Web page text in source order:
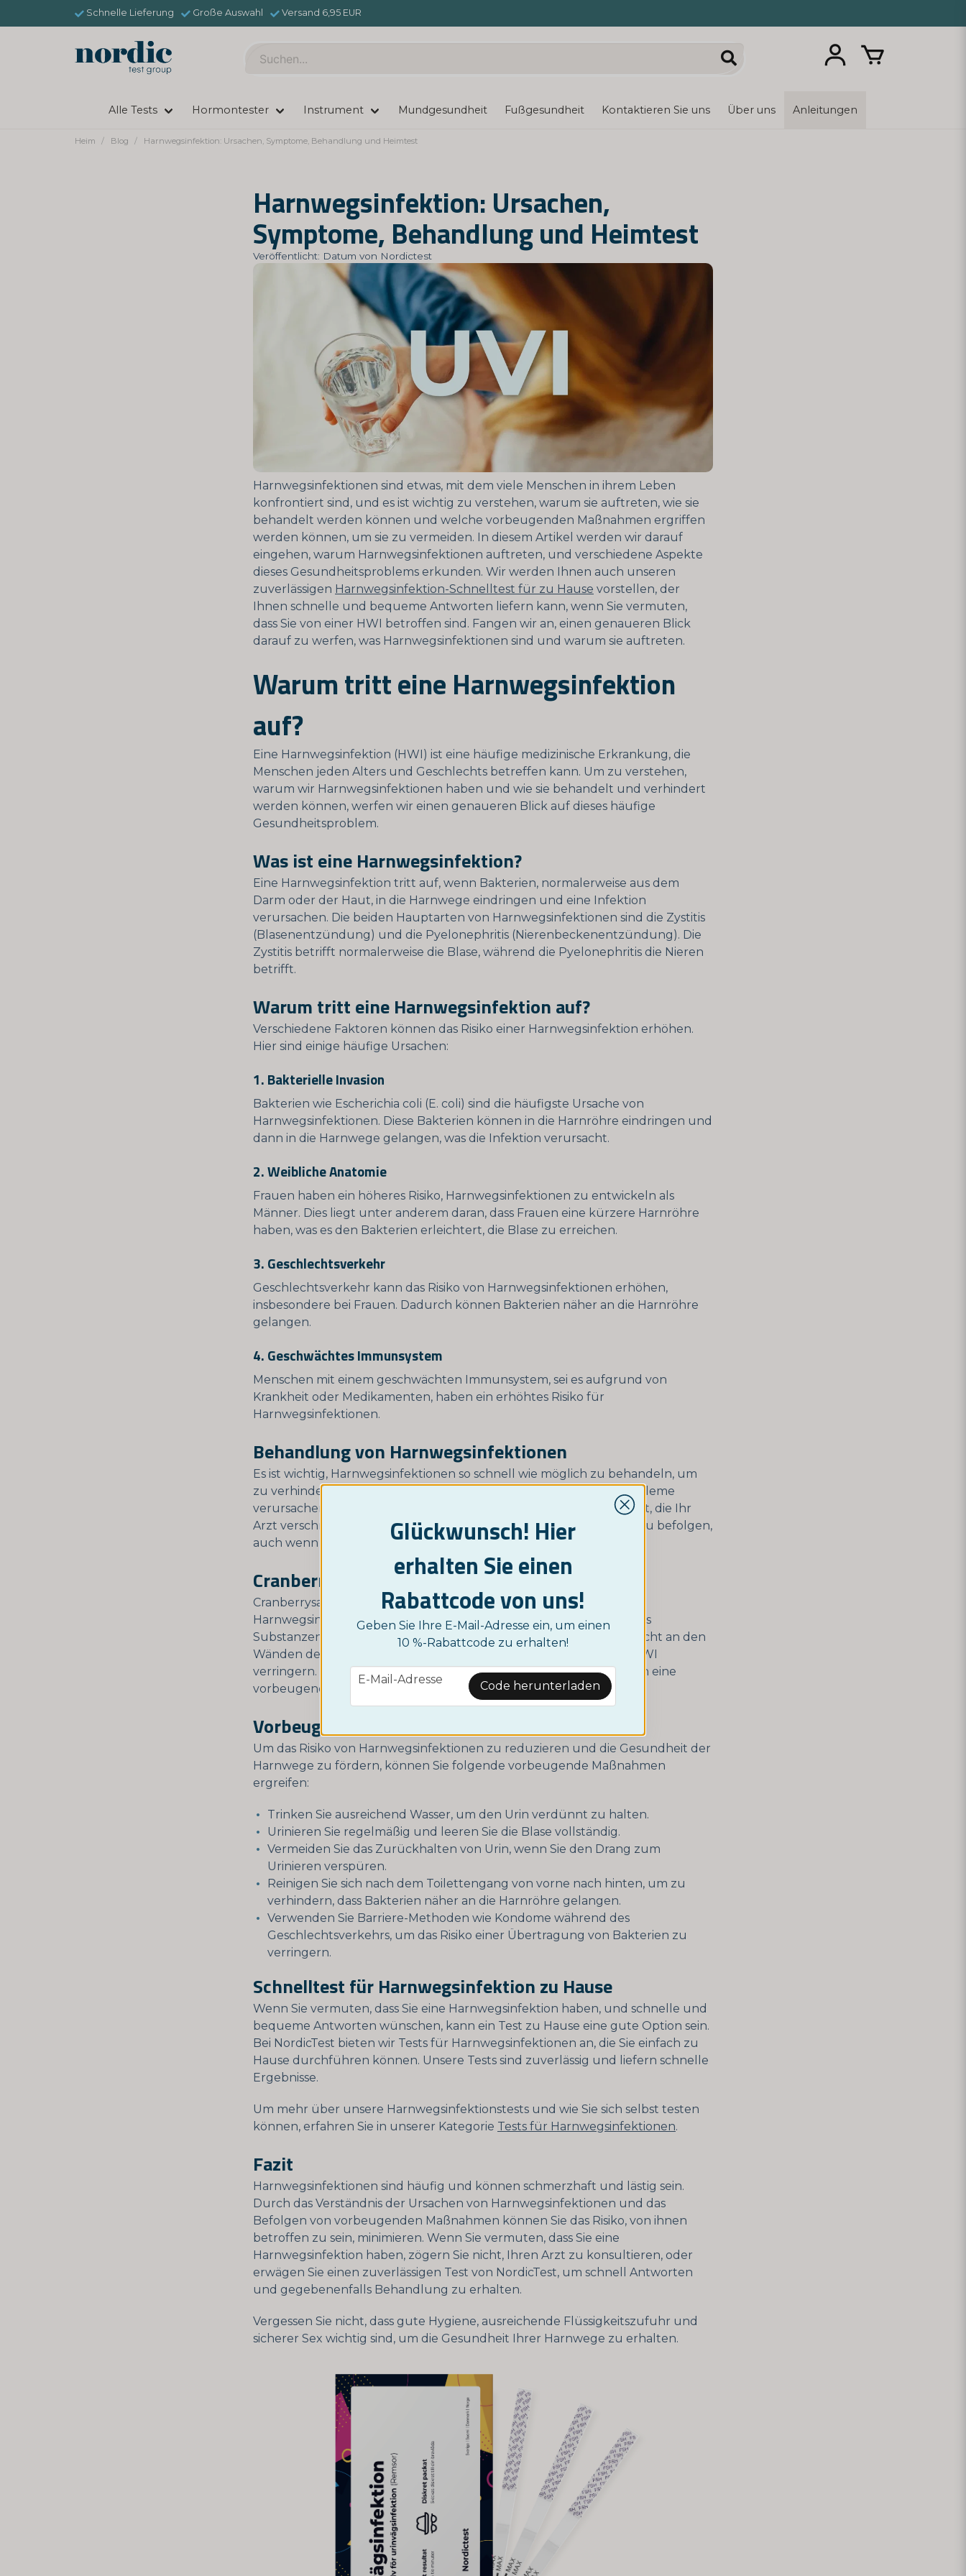
Schnelle Lieferung Große Auswahl Versand 6,95 EUR
Alle Tests Hormontester Instrument Mundgesundheit Fußgesundheit Kontaktieren Sie uns Über uns Anleitungen
Heim Blog Harnwegsinfektion: Ursachen, Symptome, Behandlung und Heimtest
Harnwegsinfektion: Ursachen,
Symptome, Behandlung und Heimtest
Veröffentlicht: Datum von Nordictest
Harnwegsinfektionen sind etwas, mit dem viele Menschen in ihrem Leben
konfrontiert sind, und es ist wichtig zu verstehen, warum sie auftreten, wie sie
behandelt werden können und welche vorbeugenden Maßnahmen ergriffen
werden können, um sie zu vermeiden. In diesem Artikel werden wir darauf
eingehen, warum Harnwegsinfektionen auftreten, und verschiedene Aspekte
dieses Gesundheitsproblems erkunden. Wir werden Ihnen auch unseren
zuverlässigen Harnwegsinfektion-Schnelltest für zu Hause vorstellen, der
Ihnen schnelle und bequeme Antworten liefern kann, wenn Sie vermuten,
dass Sie von einer HWI betroffen sind. Fangen wir an, einen genaueren Blick
darauf zu werfen, was Harnwegsinfektionen sind und warum sie auftreten.
Warum tritt eine Harnwegsinfektion
auf?
Eine Harnwegsinfektion (HWI) ist eine häufige medizinische Erkrankung, die
Menschen jeden Alters und Geschlechts betreffen kann. Um zu verstehen,
warum wir Harnwegsinfektionen haben und wie sie behandelt und verhindert
werden können, werfen wir einen genaueren Blick auf dieses häufige
Gesundheitsproblem.
Was ist eine Harnwegsinfektion?
Eine Harnwegsinfektion tritt auf, wenn Bakterien, normalerweise aus dem
Darm oder der Haut, in die Harnwege eindringen und eine Infektion
verursachen. Die beiden Hauptarten von Harnwegsinfektionen sind die Zystitis
(Blasenentzündung) und die Pyelonephritis (Nierenbeckenentzündung). Die
Zystitis betrifft normalerweise die Blase, während die Pyelonephritis die Nieren
betrifft.
Warum tritt eine Harnwegsinfektion auf?
Verschiedene Faktoren können das Risiko einer Harnwegsinfektion erhöhen.
Hier sind einige häufige Ursachen:
1. Bakterielle Invasion
Bakterien wie Escherichia coli (E. coli) sind die häufigste Ursache von
Harnwegsinfektionen. Diese Bakterien können in die Harnröhre eindringen und
dann in die Harnwege gelangen, was die Infektion verursacht.
2. Weibliche Anatomie
Frauen haben ein höheres Risiko, Harnwegsinfektionen zu entwickeln als
Männer. Dies liegt unter anderem daran, dass Frauen eine kürzere Harnröhre
haben, was es den Bakterien erleichtert, die Blase zu erreichen.
3. Geschlechtsverkehr
Geschlechtsverkehr kann das Risiko von Harnwegsinfektionen erhöhen,
insbesondere bei Frauen. Dadurch können Bakterien näher an die Harnröhre
gelangen.
4. Geschwächtes Immunsystem
Menschen mit einem geschwächten Immunsystem, sei es aufgrund von
Krankheit oder Medikamenten, haben ein erhöhtes Risiko für
Harnwegsinfektionen.
Behandlung von Harnwegsinfektionen
Es ist wichtig, Harnwegsinfektionen so schnell wie möglich zu behandeln, um
zu verhindern, dass sie sich ausbreiten und schwerwiegendere Probleme
verursachen. Normalerweise werden HWIs mit Antibiotika behandelt, die Ihr
Arzt verschreibt. Es ist wichtig, den gesamten Behandlungsverlauf zu befolgen,
auch wenn die Symptome früher verschwinden.
Cranberrysaft und Harnwegsinfektion
Cranberrysaft wird schon lange als natürliches Heilmittel gegen
Harnwegsinfektionen angesehen. Einige Studien haben gezeigt, dass
Substanzen in Cranberrys dazu beitragen können, dass Bakterien nicht an den
Wänden der Harnwege haften bleiben. Dies kann das Risiko einer HWI
verringern. Die Aufnahme von Cranberrysaft in Ihre Ernährung kann eine
vorbeugende Maßnahme sein.
Vorbeugende Maßnahmen
Um das Risiko von Harnwegsinfektionen zu reduzieren und die Gesundheit der
Harnwege zu fördern, können Sie folgende vorbeugende Maßnahmen
ergreifen:
Trinken Sie ausreichend Wasser, um den Urin verdünnt zu halten.
Urinieren Sie regelmäßig und leeren Sie die Blase vollständig.
Vermeiden Sie das Zurückhalten von Urin, wenn Sie den Drang zum
Urinieren verspüren.
Reinigen Sie sich nach dem Toilettengang von vorne nach hinten, um zu
verhindern, dass Bakterien näher an die Harnröhre gelangen.
Verwenden Sie Barriere-Methoden wie Kondome während des
Geschlechtsverkehrs, um das Risiko einer Übertragung von Bakterien zu
verringern.
Schnelltest für Harnwegsinfektion zu Hause
Wenn Sie vermuten, dass Sie eine Harnwegsinfektion haben, und schnelle und
bequeme Antworten wünschen, kann ein Test zu Hause eine gute Option sein.
Bei NordicTest bieten wir Tests für Harnwegsinfektionen an, die Sie einfach zu
Hause durchführen können. Unsere Tests sind zuverlässig und liefern schnelle
Ergebnisse.
Um mehr über unsere Harnwegsinfektionstests und wie Sie sich selbst testen
können, erfahren Sie in unserer Kategorie Tests für Harnwegsinfektionen.
Fazit
Harnwegsinfektionen sind häufig und können schmerzhaft und lästig sein.
Durch das Verständnis der Ursachen von Harnwegsinfektionen und das
Befolgen von vorbeugenden Maßnahmen können Sie das Risiko, von ihnen
betroffen zu sein, minimieren. Wenn Sie vermuten, dass Sie eine
Harnwegsinfektion haben, zögern Sie nicht, Ihren Arzt zu konsultieren, oder
erwägen Sie einen zuverlässigen Test von NordicTest, um schnell Antworten
und gegebenenfalls Behandlung zu erhalten.
Vergessen Sie nicht, dass gute Hygiene, ausreichende Flüssigkeitszufuhr und
sicherer Sex wichtig sind, um die Gesundheit Ihrer Harnwege zu erhalten.
Glückwunsch! Hier
erhalten Sie einen
Rabattcode von uns!
Geben Sie Ihre E-Mail-Adresse ein, um einen
10 %-Rabattcode zu erhalten!
email
E-Mail-Adresse Code herunterladen